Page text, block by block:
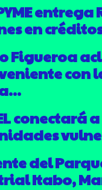
entrega
en
Figueroa
con
conectará
del
Itabo,